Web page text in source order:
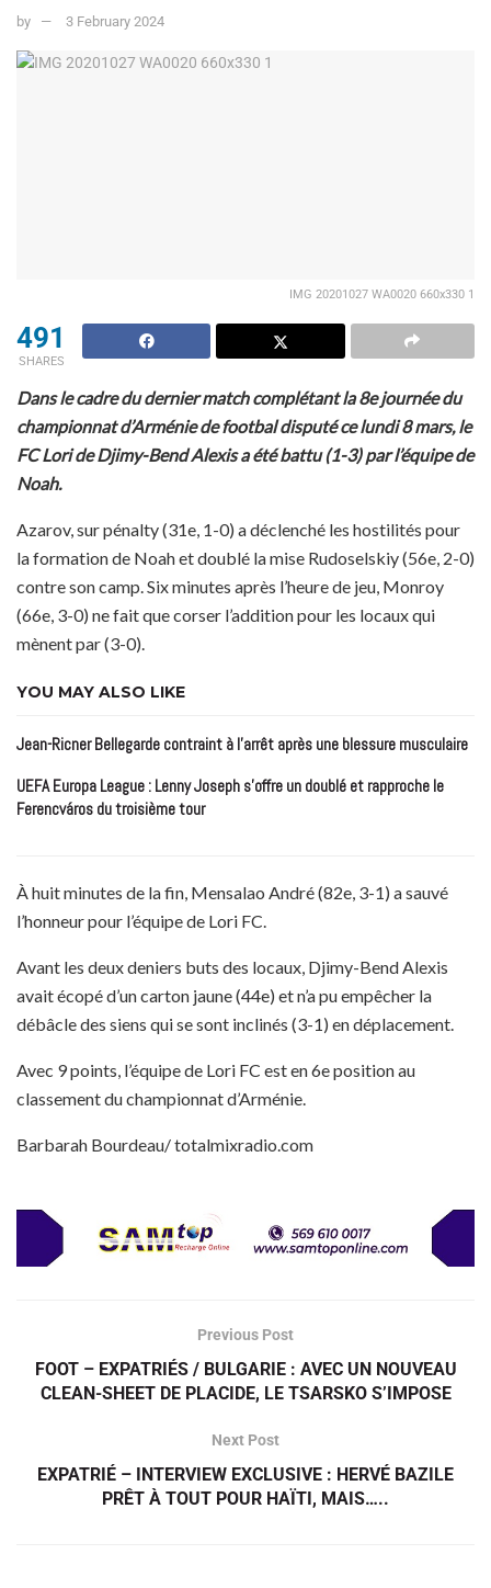
by 3 February 2024
IMG 20201027 WA0020 660x330 1
491
SHARES
Dans le cadre du dernier match complétant la 8e journée du
championnat d’Arménie de footbal disputé ce lundi 8 mars, le
FC Lori de Djimy-Bend Alexis a été battu (1-3) par l’équipe de
Noah.
Azarov, sur pénalty (31e, 1-0) a déclenché les hostilités pour
la formation de Noah et doublé la mise Rudoselskiy (56e, 2-0)
contre son camp. Six minutes après l’heure de jeu, Monroy
(66e, 3-0) ne fait que corser l’addition pour les locaux qui
mènent par (3-0).
YOU MAY ALSO LIKE
Jean-Ricner Bellegarde contraint à l’arrêt après une blessure musculaire
UEFA Europa League : Lenny Joseph s’offre un doublé et rapproche le
Ferencváros du troisième tour
À huit minutes de la fin, Mensalao André (82e, 3-1) a sauvé
l’honneur pour l’équipe de Lori FC.
Avant les deux deniers buts des locaux, Djimy-Bend Alexis
avait écopé d’un carton jaune (44e) et n’a pu empêcher la
débâcle des siens qui se sont inclinés (3-1) en déplacement.
Avec 9 points, l’équipe de Lori FC est en 6e position au
classement du championnat d’Arménie.
Barbarah Bourdeau/ totalmixradio.com
Previous Post
FOOT – EXPATRIÉS / BULGARIE : AVEC UN NOUVEAU
CLEAN-SHEET DE PLACIDE, LE TSARSKO S’IMPOSE
Next Post
EXPATRIÉ – INTERVIEW EXCLUSIVE : HERVÉ BAZILE
PRÊT À TOUT POUR HAÏTI, MAIS…..